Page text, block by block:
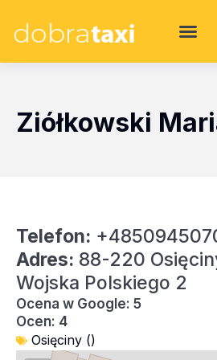
Ziółkowski
Telefon:
Adres: 88-220
Wojska Polskiego 2
Ocena w Google: 5
Ocen: 4
Osięciny ()